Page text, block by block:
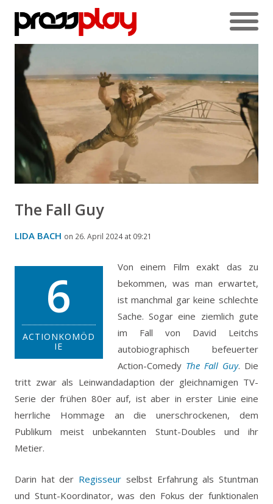
The Fall Guy
LIDA BACH on 26. April 2024 at 09:21
6
ACTIONKOMÖD
IE
Von einem Film exakt das zu
bekommen, was man erwartet,
ist manchmal gar keine schlechte
Sache. Sogar eine ziemlich gute
im Fall von David Leitchs
autobiographisch befeuerter
Action-Comedy The Fall Guy. Die
tritt zwar als Leinwandadaption der gleichnamigen TV-
Serie der frühen 80er auf, ist aber in erster Linie eine
herrliche Hommage an die unerschrockenen, dem
Publikum meist unbekannten Stunt-Doubles und ihr
Metier.
Darin hat der Regisseur selbst Erfahrung als Stuntman
und Stunt-Koordinator, was den Fokus der funktionalen